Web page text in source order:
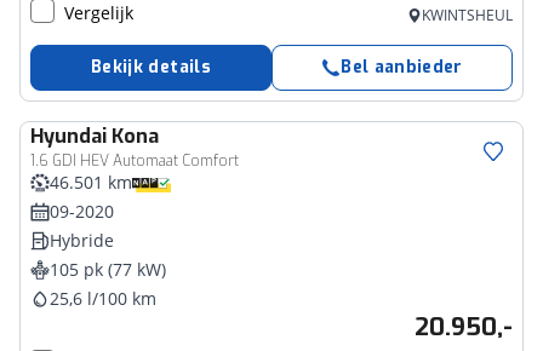
Vergelijk KWINTSHEUL
Bekijk details Bel aanbieder
Hyundai Kona
1.6 GDI HEV Automaat Comfort
46.501 km
09-2020
Hybride
105 pk (77 kW)
25,6 l/100 km
20.950,-